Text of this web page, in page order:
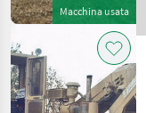
Macchina usata